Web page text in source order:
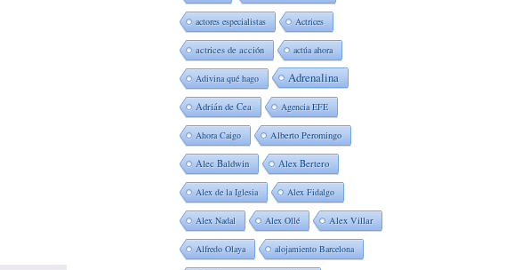
actores especialistas Actrices
actrices de acción actúa ahora
Adivina qué hago Adrenalina
Adrián de Cea Agencia EFE
Ahora Caigo Alberto Peromingo
Alec Baldwin Alex Bertero
Alex de la Iglesia Alex Fidalgo
Alex Nadal Alex Ollé Alex Villar
Alfredo Olaya alojamiento Barcelona